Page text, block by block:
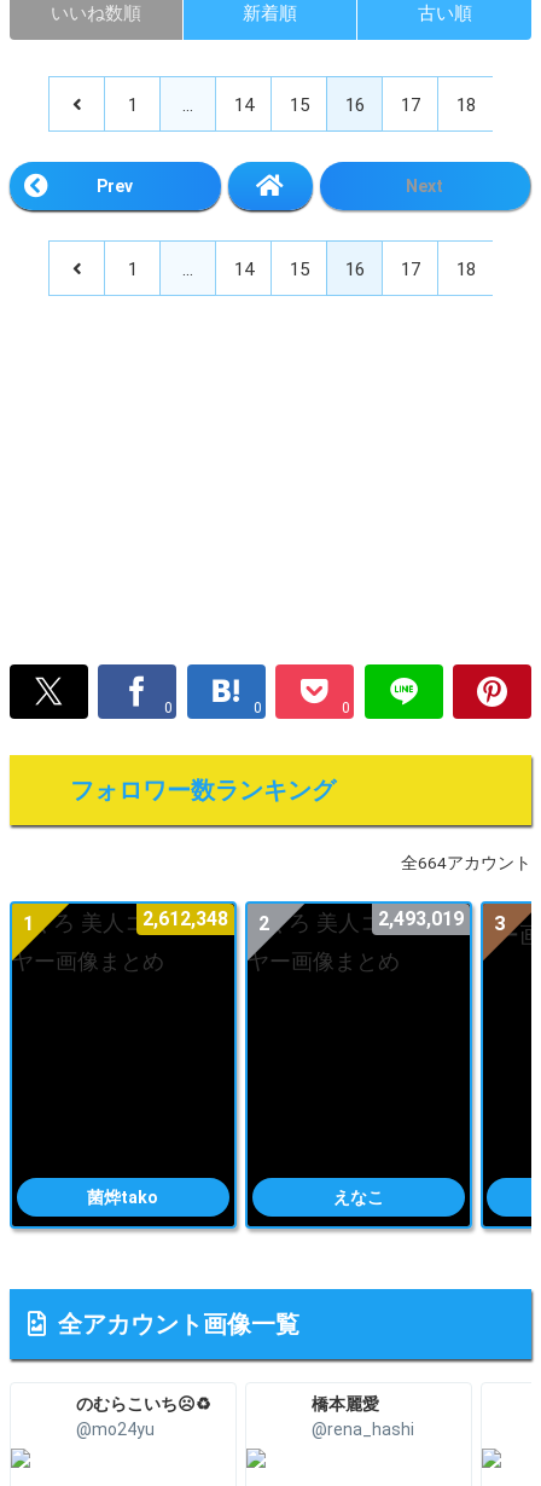
いいね数順 新着順 古い順
1 … 14 15 16 17 18
Prev Next
1 … 14 15 16 17 18
0 0 0
フォロワー数ランキング
全664アカウント
菌烨tako
1 2,612,348
えなこ
2 2,493,019 3
全アカウント画像一覧
のむらこいち☹️♻️
@mo24yu
橋本麗愛
@rena_hashi